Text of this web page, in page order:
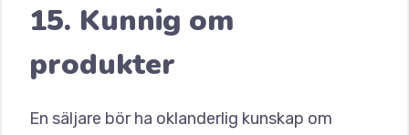
15. Kunnig om
produkter
En säljare bör ha oklanderlig kunskap om